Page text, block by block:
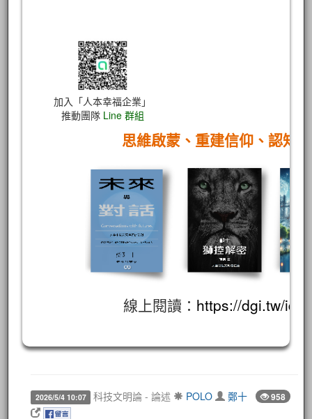
加入「人本幸福企業」
推動團隊 Line 群組
思維啟蒙、重建信仰、認知
線上閱讀： https://dgi.tw/id/
2026/5/4 10:07 科技文明論 - 論述 POLO 鄭十 958